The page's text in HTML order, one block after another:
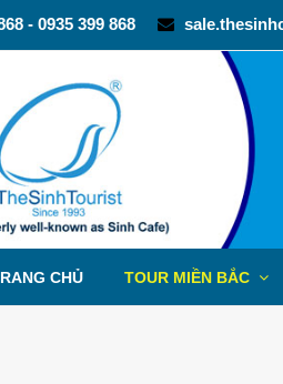
- 0935 399 868
CHỦ TOUR MIỀN BẮC